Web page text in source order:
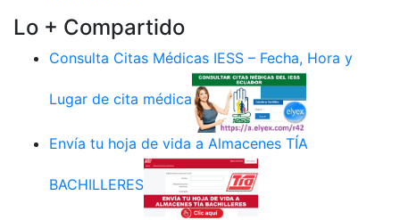
Lo + Compartido
Consulta Citas Médicas IESS – Fecha, Hora y
Lugar de cita médica
Envía tu hoja de vida a Almacenes TÍA
BACHILLERES